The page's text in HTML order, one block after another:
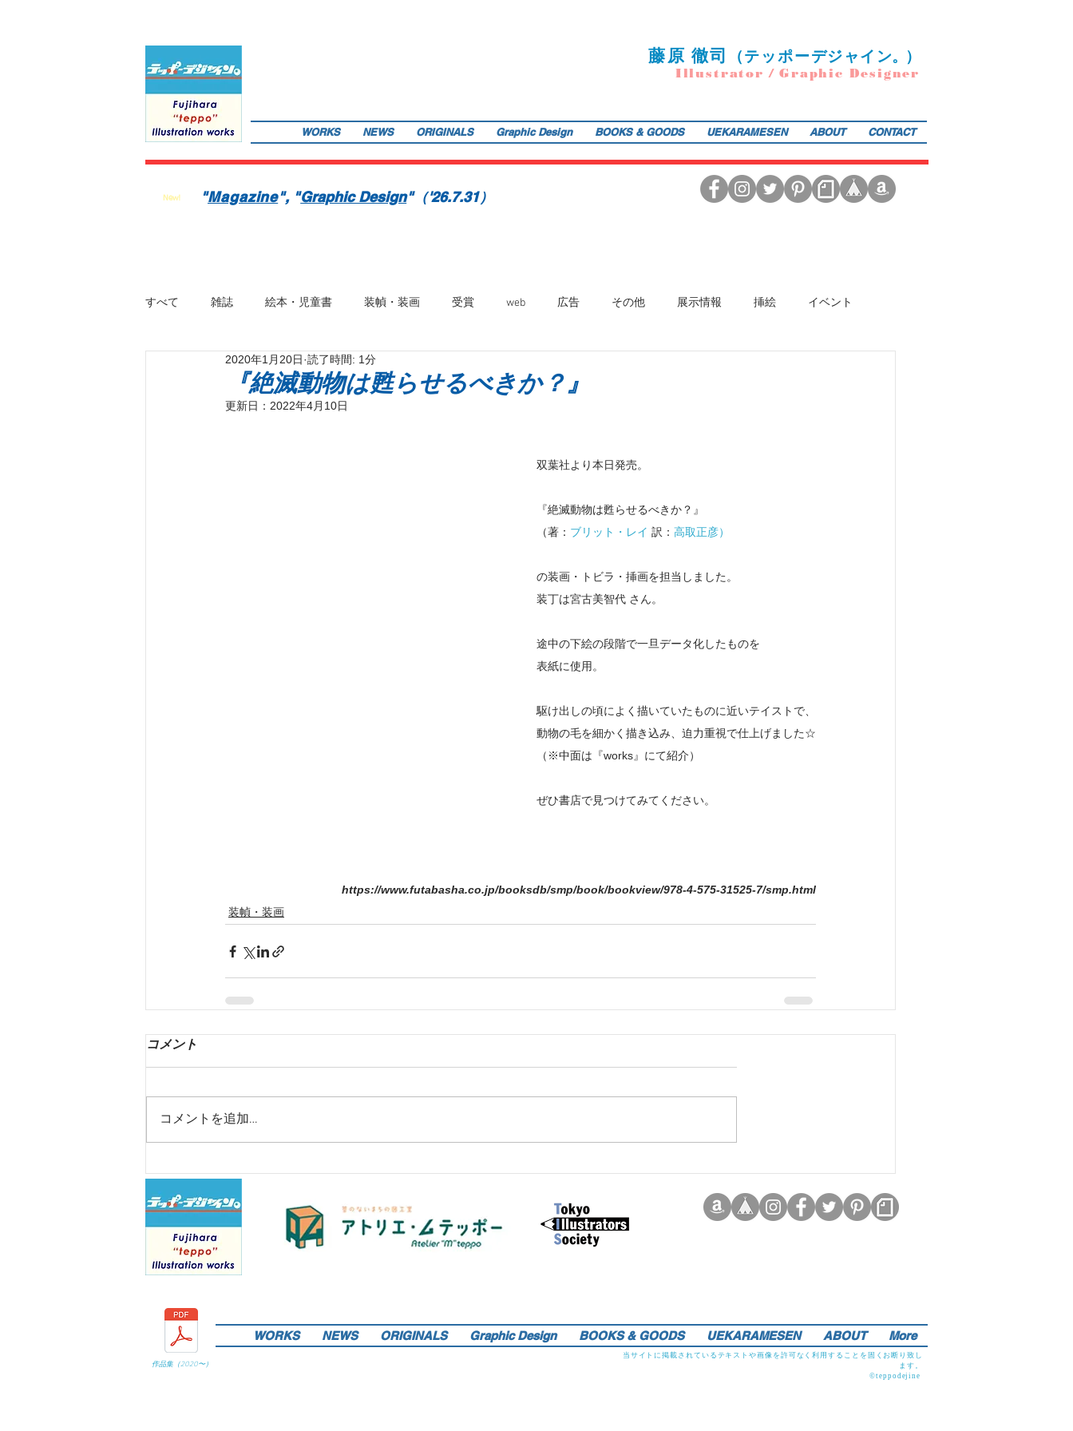
藤原 徹司 （テ ッポーデジャイ ン。）
Illustrator / Graphic Designer
WORKS NEWS ORIGINALS Graphic Design BOOKS & GOODS UEKARAMESEN ABOUT CONTACT
New! "Magazine", "Graphic Design"（'26.7.31）
すべて 雑誌 絵本・児童書 装幀・装画 受賞 web 広告 その他 展示情報 挿絵 イベント
プレス情報 パッケージ
『絶滅動物は甦らせるべきか？』
2020年1月20日 読了時間: 1分
更新日： 2022年4月10日
双葉社より本日発売。
『絶滅動物は甦らせるべきか？』
（著： ブリット・レイ 訳： 高取正彦）
の装画・トビラ・挿画を担当しました。
装丁は宮古美智代 さん。
途中の下絵の段階で一旦データ化したものを
表紙に使用。
駆け出しの頃によく描いていたものに近いテイストで、
動物の毛を細かく描き込み、迫力重視で仕上げました☆
（※中面は『works』にて紹介）
ぜひ書店で見つけてみてください。
https://www.futabasha.co.jp/booksdb/smp/book/bookview/978-4-575-31525-7/smp.html
装幀・装画
コメント
コメントを追加…
作品集（2020〜）
WORKS NEWS ORIGINALS Graphic Design BOOKS & GOODS UEKARAMESEN ABOUT More
当サイトに掲載されているテキストや画像を許可なく利用することを固くお断り致し
ます。
©teppodejine